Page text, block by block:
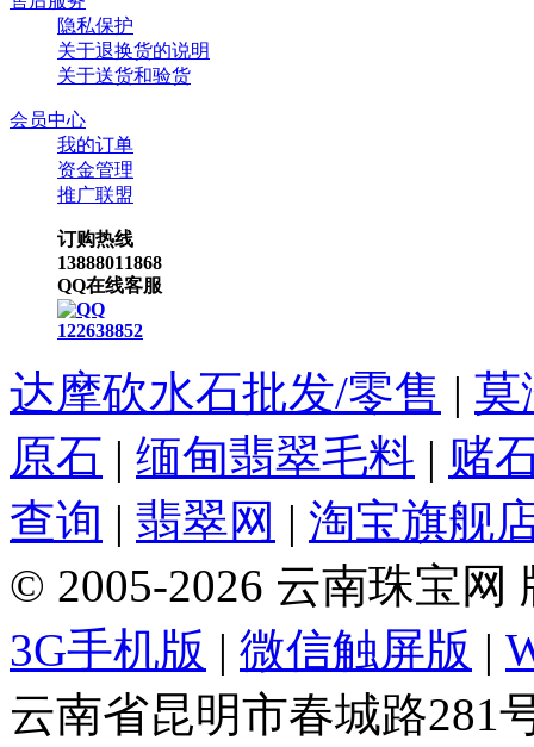
隐私保护
关于退换货的说明
关于送货和验货
会员中心
我的订单
资金管理
推广联盟
订购热线
13888011868
QQ在线客服
122638852
达摩砍水石批发/零售 | 莫
原石 | 缅甸翡翠毛料 | 赌
查询 | 翡翠网 | 淘宝旗舰
© 2005-2026 云南珠宝网
3G手机版 | 微信触屏版 |
云南省昆明市春城路281